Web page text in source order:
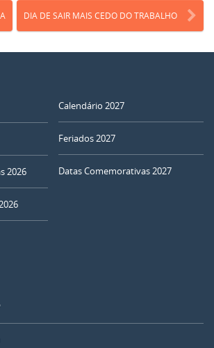
DIA DE SAIR MAIS CEDO DO TRABALHO
2026
Calendário 2027
Feriados 2027
Datas Comemorativas 2027